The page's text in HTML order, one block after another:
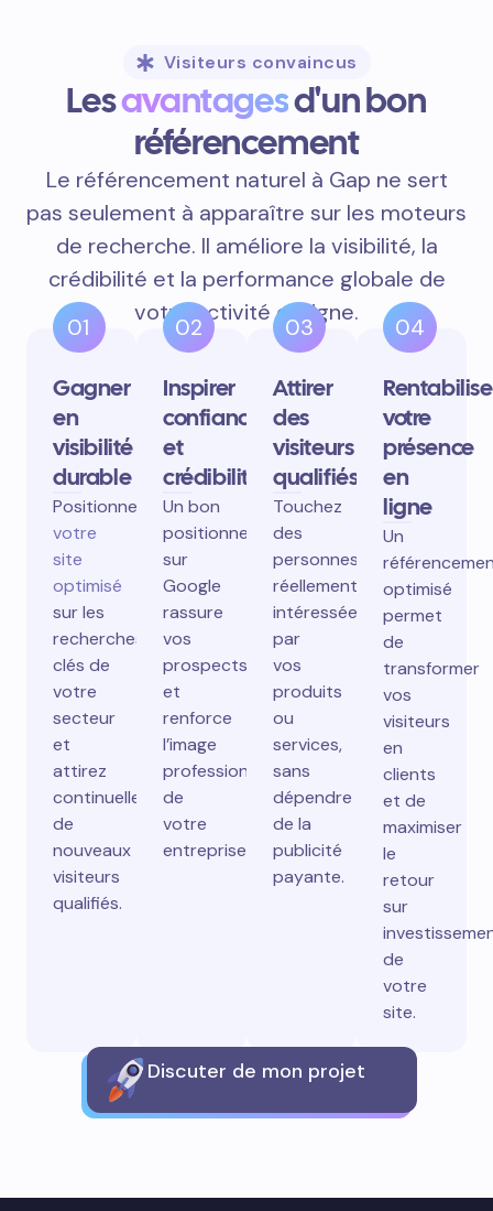
Visiteurs convaincus
Lesavantagesd'un bon
référencement
Le référencement naturel à Gap ne sert
pas seulement à apparaître sur les moteurs
de recherche. Il améliore la visibilité, la
crédibilité et la performance globale de
votre activité en ligne.
01
Gagner
en
visibilité
durable
Positionnez
votre
site
optimisé
sur les
recherches
clés de
votre
secteur
et
attirez
continuellement
de
nouveaux
visiteurs
qualifiés.
02
Inspirer
confiance
et
crédibilité
Un bon
positionnement
sur
Google
rassure
vos
prospects
et
renforce
l’image
professionnelle
de
votre
entreprise.
03
Attirer
des
visiteurs
qualifiés
Touchez
des
personnes
réellement
intéressées
par
vos
produits
ou
services,
sans
dépendre
de la
publicité
payante.
04
votre
présence
en
ligne
Un
optimisé
permet
de
transformer
vos
visiteurs
en
clients
et de
maximiser
le
retour
sur
de
votre
site.
Discuter de mon projet